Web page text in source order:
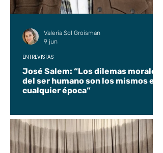
José Salem: “Los dilemas morales
del ser humano son los mismos en
cualquier época”
ENTREVISTAS
Valeria Sol Groisman
9 jun